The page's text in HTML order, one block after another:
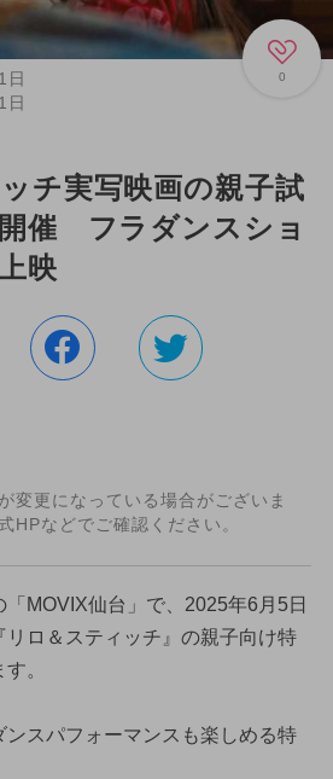
0
日
日
チ実写映画の親子試
催 フラダンスショ
映
変更になっている場合がございま
HPなどでご確認ください。
MOVIX仙台」で、2025年6月5日
リロ＆スティッチ』の親子向け特
。
ンスパフォーマンスも楽しめる特